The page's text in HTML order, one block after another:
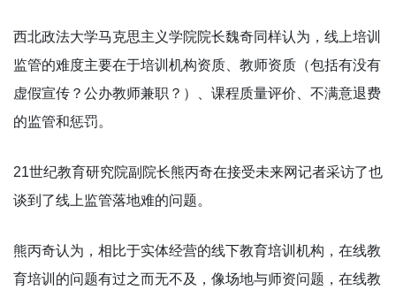
西北政法大学马克思主义学院院长魏奇同样认为，线上培训
监管的难度主要在于培训机构资质、教师资质（包括有没有
虚假宣传？公办教师兼职？）、课程质量评价、不满意退费
的监管和惩罚。
21世纪教育研究院副院长熊丙奇在接受未来网记者采访了也
谈到了线上监管落地难的问题。
熊丙奇认为，相比于实体经营的线下教育培训机构，在线教
育培训的问题有过之而无不及，像场地与师资问题，在线教